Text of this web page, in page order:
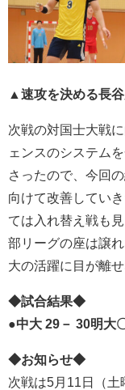
▲速攻を決める長谷
次戦の対国士大戦
ェンスのシステム
さったので、今回
向けて改善してい
ては入れ替え戦も
部リーグの座は譲
大の活躍に目が離せ
◆試合結果◆
●中大 29－ 30明大
◆お知らせ◆
次戦は5月11日（